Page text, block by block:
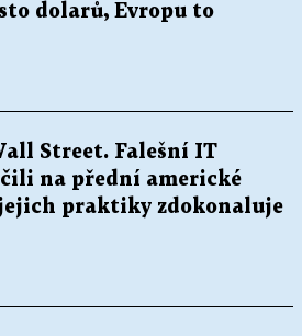
dolarů, Evropu to
Street. Falešní IT
na přední americké
jejich praktiky zdokonaluje